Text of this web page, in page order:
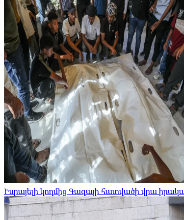
Իսրայելի կողմից Գազայի հատվածի վրա